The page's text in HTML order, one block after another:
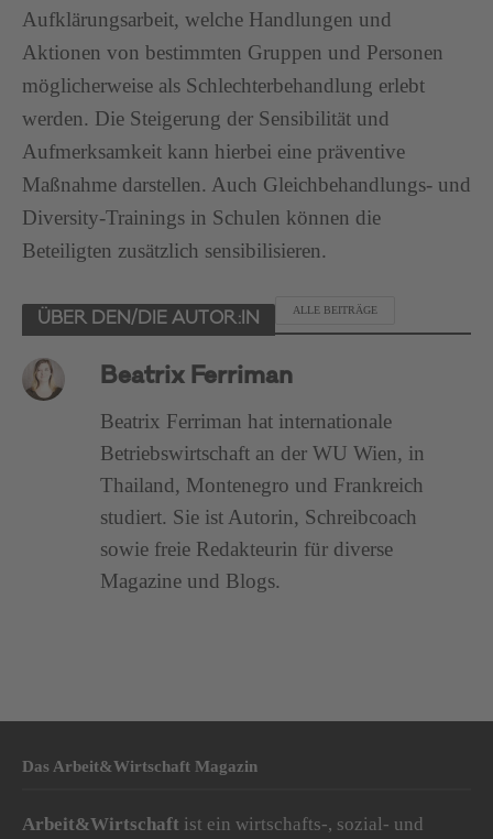
Aufklärungsarbeit, welche Handlungen und
Aktionen von bestimmten Gruppen und Personen
möglicherweise als Schlechterbehandlung erlebt
werden. Die Steigerung der Sensibilität und
Aufmerksamkeit kann hierbei eine präventive
Maßnahme darstellen. Auch Gleichbehandlungs- und
Diversity-Trainings in Schulen können die
Beteiligten zusätzlich sensibilisieren.
ÜBER DEN/DIE AUTOR:IN
ALLE BEITRÄGE
Beatrix Ferriman
Beatrix Ferriman hat internationale
Betriebswirtschaft an der WU Wien, in
Thailand, Montenegro und Frankreich
studiert. Sie ist Autorin, Schreibcoach
sowie freie Redakteurin für diverse
Magazine und Blogs.
Das Arbeit&Wirtschaft Magazin
Arbeit&Wirtschaft ist ein wirtschafts-, sozial- und